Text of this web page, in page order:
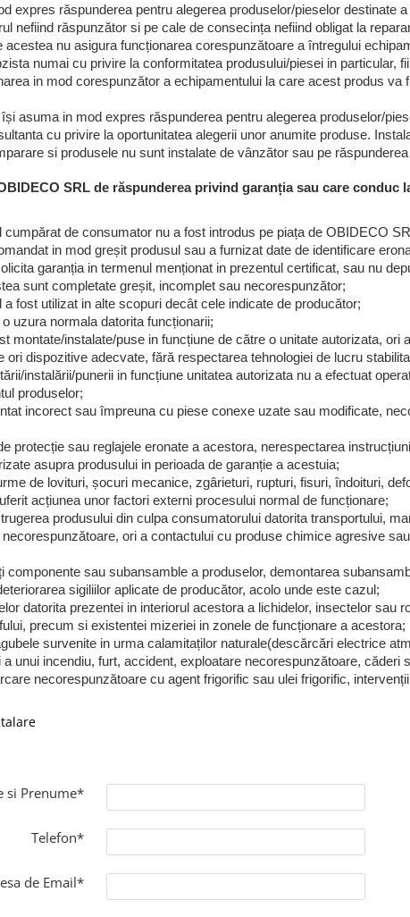
expres răspunderea pentru alegerea produselor/pieselor destinate
nefiind răspunzător si pe cale de consecința nefiind obligat la
acestea nu asigura funcționarea corespunzătoare a întregului
numai cu privire la conformitatea produsului/piesei in particular,
in mod corespunzător a echipamentului la care acest produs va
asuma in mod expres răspunderea pentru alegerea produselor/
cu privire la oportunitatea alegerii unor anumite produse.
si produsele nu sunt instalate de vânzător sau pe
SRL de răspunderea privind garanția sau care conduc
cumpărat de consumator nu a fost introdus pe piața de OBIDECO
in mod greșit produsul sau a furnizat date de identificare
garanția in termenul menționat in prezentul certificat, sau nu
sunt completate greșit, incomplet sau necorespunzător;
a fost utilizat in alte scopuri decât cele indicate de producător;
uzura normala datorita funcționarii;
montate/instalate/puse in funcțiune de către o unitate autorizata, ori
ori dispozitive adecvate, fără respectarea tehnologiei de lucru
instalării/punerii in funcțiune unitatea autorizata nu a efectuat
produselor;
incorect sau împreuna cu piese conexe uzate sau modificate,
protecție sau reglajele eronate a acestora, nerespectarea
asupra produsului in perioada de garanție a acestuia;
de lovituri, șocuri mecanice, zgârieturi, rupturi, fisuri, îndoituri,
acțiunea unor factori externi procesului normal de funcționare;
produsului din culpa consumatorului datorita transportului,
necorespunzătoare, ori a contactului cu produse chimice agresive
componente sau subansamble a produselor, demontarea
sigiliilor aplicate de producător, acolo unde este cazul;
datorita prezentei in interiorul acestora a lichidelor, insectelor sau
precum si existentei mizeriei in zonele de funcționare a acestora;
survenite in urma calamitaților naturale(descărcări electrice
unui incendiu, furt, accident, exploatare necorespunzătoare, căderi
necorespunzătoare cu agent frigorific sau ulei frigorific,
si Prenume*
Telefon*
de Email*